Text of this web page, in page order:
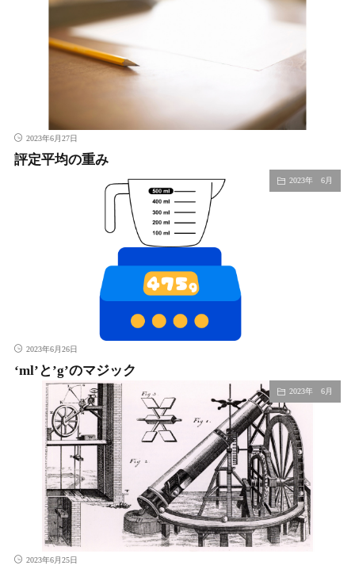
2023年6月27日
評定平均の重み
2023年 6月
2023年6月26日
‘ml’と’g’のマジック
2023年 6月
2023年6月25日